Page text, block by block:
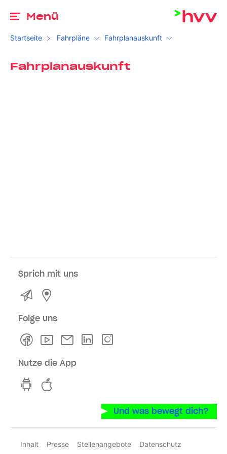
Menü
Startseite Fahrpläne Fahrplanauskunft
Fahrplanauskunft
Sprich mit uns
Kontakt
Folge uns
FacebookYoutubeNewsletterLinkedln
Nutze die App
hvv switch App auf GooglePlay
Und was bewegt dich?
Inhalt Presse Stellenangebote
Datenschutz